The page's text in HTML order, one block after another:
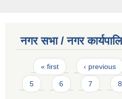
नगर सभा / नगर
Pages
« first ‹ previous
5 6 7 8